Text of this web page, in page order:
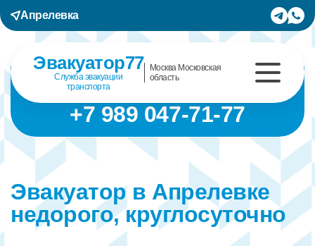
Апрелевка
Эвакуатор77
Служба эвакуации
транспорта
Москва Московская
область
+7 989 047-71-77
Эвакуатор в Апрелевке
недорого, круглосуточно